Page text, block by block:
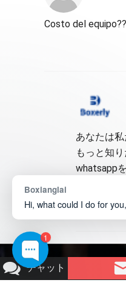
Costo del
あなたは
もっと知
whatsapp
著作権 © 2026
チャット
1
Boxianglai
Hi, what could I do for